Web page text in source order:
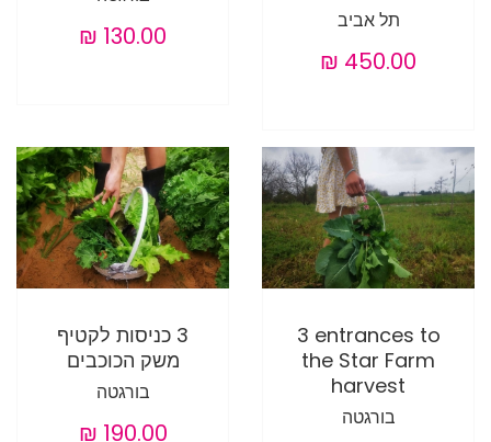
תל אביב
3 entrances to
the Star Farm
harvest
בורגטה
3 כניסות לקטיף
משק הכוכבים
בורגטה